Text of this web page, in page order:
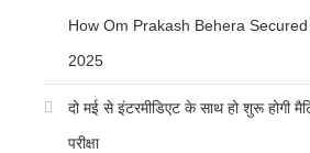
How Om Prakash Behera
2025
दो मई से इंटरमीडिएट के साथ हो शुरू होगी
परीक्षा